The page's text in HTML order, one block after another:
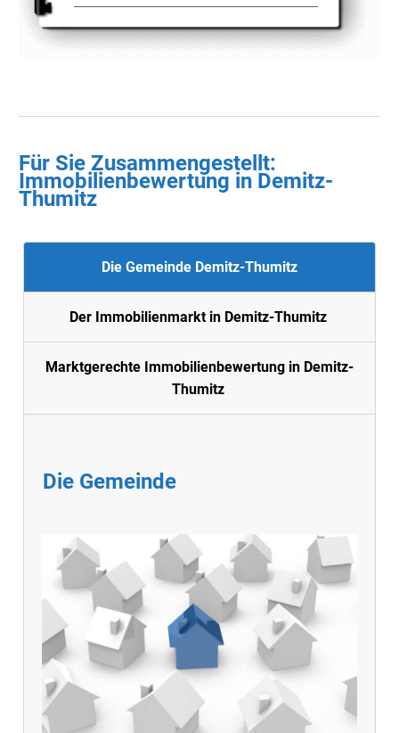
Für Sie Zusammengestellt:
Immobilienbewertung in Demitz-
Thumitz
Die Gemeinde Demitz-Thumitz
Der Immobilienmarkt in Demitz-Thumitz
Marktgerechte Immobilienbewertung in Demitz-
Thumitz
Die Gemeinde